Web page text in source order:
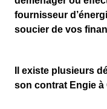
fournisseur
soucier de vos
Il existe plusieurs
son contrat Engie à